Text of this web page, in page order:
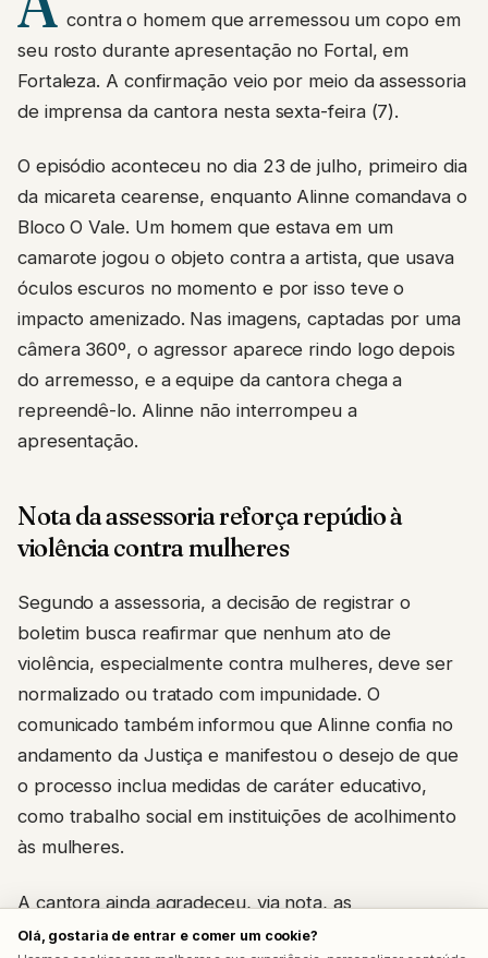
contra o homem que arremessou um copo em
seu rosto durante apresentação no Fortal, em
Fortaleza. A confirmação veio por meio da assessoria
de imprensa da cantora nesta sexta-feira (7).
O episódio aconteceu no dia 23 de julho, primeiro dia
da micareta cearense, enquanto Alinne comandava o
Bloco O Vale. Um homem que estava em um
camarote jogou o objeto contra a artista, que usava
óculos escuros no momento e por isso teve o
impacto amenizado. Nas imagens, captadas por uma
câmera 360º, o agressor aparece rindo logo depois
do arremesso, e a equipe da cantora chega a
repreendê-lo. Alinne não interrompeu a
apresentação.
Nota da assessoria reforça repúdio à
violência contra mulheres
Segundo a assessoria, a decisão de registrar o
boletim busca reafirmar que nenhum ato de
violência, especialmente contra mulheres, deve ser
normalizado ou tratado com impunidade. O
comunicado também informou que Alinne confia no
andamento da Justiça e manifestou o desejo de que
o processo inclua medidas de caráter educativo,
como trabalho social em instituições de acolhimento
às mulheres.
A cantora ainda agradeceu, via nota, as
manifestações de carinho e apoio recebidas desde a
Olá, gostaria de entrar e comer um cookie?